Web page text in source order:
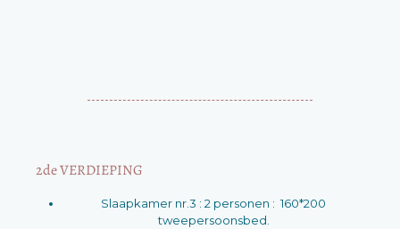
2de VERDIEPING
Slaapkamer nr.3 : 2 personen : 160*200
tweepersoonsbed.